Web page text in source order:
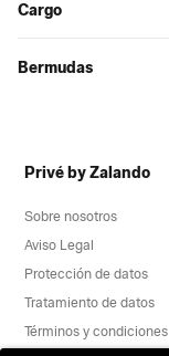
Cargo
Bermudas
Privé by Zalando
Sobre nosotros
Aviso Legal
Protección de datos
Tratamiento de datos
Términos y condiciones